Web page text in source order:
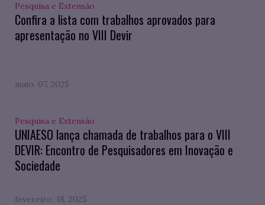
Pesquisa e Extensão
Confira a lista com trabalhos aprovados para
apresentação no VIII Devir
maio. 07, 2025
Pesquisa e Extensão
UNIAESO lança chamada de trabalhos para o VIII
DEVIR: Encontro de Pesquisadores em Inovação e
Sociedade
fevereiro. 18, 2025